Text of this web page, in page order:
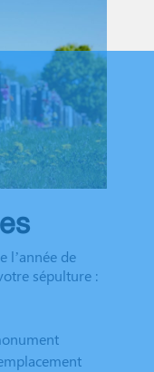
l’année de
sépulture :